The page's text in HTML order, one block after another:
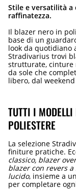
Stile e versatilità a
raffinatezza.
Il blazer nero in
base di un
look da quotidiano
Stradivarius trovi
strutturate, cinture
da sole che
libero, dal
TUTTI I
POLIESTERE
La selezione
finiture pratiche.
classico, blazer
blazer con revers
lucido, insieme a
per completare